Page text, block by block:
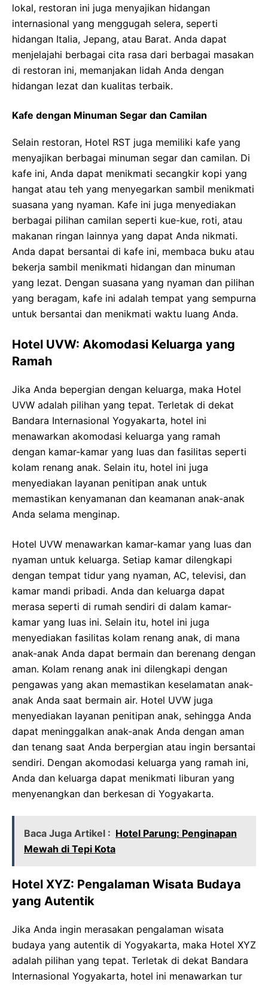
lokal, restoran ini juga menyajikan hidangan
internasional yang menggugah selera, seperti
hidangan Italia, Jepang, atau Barat. Anda dapat
menjelajahi berbagai cita rasa dari berbagai masakan
di restoran ini, memanjakan lidah Anda dengan
hidangan lezat dan kualitas terbaik.
Kafe dengan Minuman Segar dan Camilan
Selain restoran, Hotel RST juga memiliki kafe yang
menyajikan berbagai minuman segar dan camilan. Di
kafe ini, Anda dapat menikmati secangkir kopi yang
hangat atau teh yang menyegarkan sambil menikmati
suasana yang nyaman. Kafe ini juga menyediakan
berbagai pilihan camilan seperti kue-kue, roti, atau
makanan ringan lainnya yang dapat Anda nikmati.
Anda dapat bersantai di kafe ini, membaca buku atau
bekerja sambil menikmati hidangan dan minuman
yang lezat. Dengan suasana yang nyaman dan pilihan
yang beragam, kafe ini adalah tempat yang sempurna
untuk bersantai dan menikmati waktu luang Anda.
Hotel UVW: Akomodasi Keluarga yang
Ramah
Jika Anda bepergian dengan keluarga, maka Hotel
UVW adalah pilihan yang tepat. Terletak di dekat
Bandara Internasional Yogyakarta, hotel ini
menawarkan akomodasi keluarga yang ramah
dengan kamar-kamar yang luas dan fasilitas seperti
kolam renang anak. Selain itu, hotel ini juga
menyediakan layanan penitipan anak untuk
memastikan kenyamanan dan keamanan anak-anak
Anda selama menginap.
Hotel UVW menawarkan kamar-kamar yang luas dan
nyaman untuk keluarga. Setiap kamar dilengkapi
dengan tempat tidur yang nyaman, AC, televisi, dan
kamar mandi pribadi. Anda dan keluarga dapat
merasa seperti di rumah sendiri di dalam kamar-
kamar yang luas ini. Selain itu, hotel ini juga
menyediakan fasilitas kolam renang anak, di mana
anak-anak Anda dapat bermain dan berenang dengan
aman. Kolam renang anak ini dilengkapi dengan
pengawas yang akan memastikan keselamatan anak-
anak Anda saat bermain air. Hotel UVW juga
menyediakan layanan penitipan anak, sehingga Anda
dapat meninggalkan anak-anak Anda dengan aman
dan tenang saat Anda berpergian atau ingin bersantai
sendiri. Dengan akomodasi keluarga yang ramah ini,
Anda dan keluarga dapat menikmati liburan yang
menyenangkan dan berkesan di Yogyakarta.
Baca Juga Artikel : Hotel Parung: Penginapan
Mewah di Tepi Kota
Hotel XYZ: Pengalaman Wisata Budaya
yang Autentik
Jika Anda ingin merasakan pengalaman wisata
budaya yang autentik di Yogyakarta, maka Hotel XYZ
adalah pilihan yang tepat. Terletak di dekat Bandara
Internasional Yogyakarta, hotel ini menawarkan tur